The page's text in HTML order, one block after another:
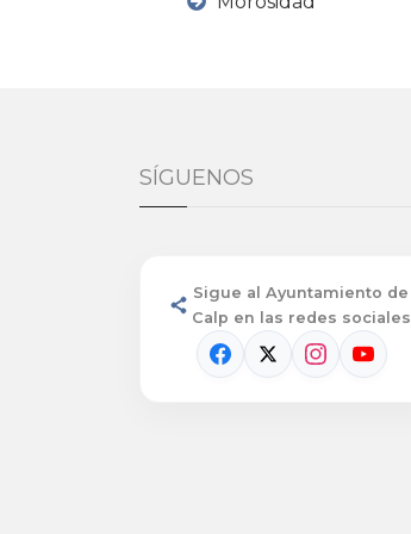
SÍGUENOS
Sigue al Ayuntamiento de
Calp en las redes sociales